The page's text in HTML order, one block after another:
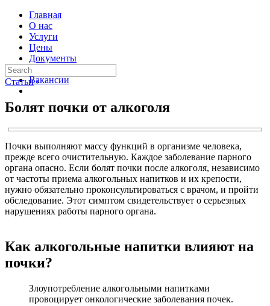
Главная
О нас
Услуги
Цены
Документы
Контакты
Вакансии
Статьи ›
Болят почки от алкоголя
Почки выполняют массу функций в организме человека,
прежде всего очистительную. Каждое заболевание парного
органа опасно. Если болят почки после алкоголя, независимо
от частоты приема алкогольных напитков и их крепости,
нужно обязательно проконсультироваться с врачом, и пройти
обследование. Этот симптом свидетельствует о серьезных
нарушениях работы парного органа.
Как алкогольные напитки влияют на
почки?
Злоупотребление алкогольными напитками
провоцирует онкологические заболевания почек.